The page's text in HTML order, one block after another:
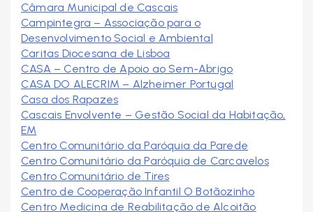
Câmara Municipal de Cascais
Campintegra – Associação para o
Desenvolvimento Social e Ambiental
Caritas Diocesana de Lisboa
CASA – Centro de Apoio ao Sem-Abrigo
CASA DO ALECRIM – Alzheimer Portugal
Casa dos Rapazes
Cascais Envolvente – Gestão Social da Habitação,
EM
Centro Comunitário da Paróquia da Parede
Centro Comunitário da Paróquia de Carcavelos
Centro Comunitário de Tires
Centro de Cooperação Infantil O Botãozinho
Centro Medicina de Reabilitação de Alcoitão